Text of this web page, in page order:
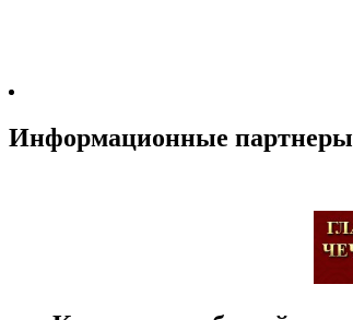
Информационные партнеры